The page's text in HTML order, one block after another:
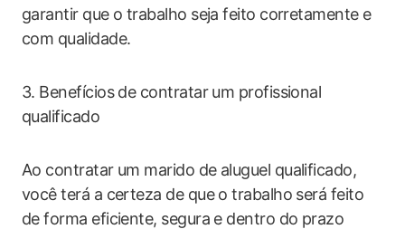
garantir que o trabalho seja feito corretamente e
com qualidade.
3. Benefícios de contratar um profissional
qualificado
Ao contratar um marido de aluguel qualificado,
você terá a certeza de que o trabalho será feito
de forma eficiente, segura e dentro do prazo